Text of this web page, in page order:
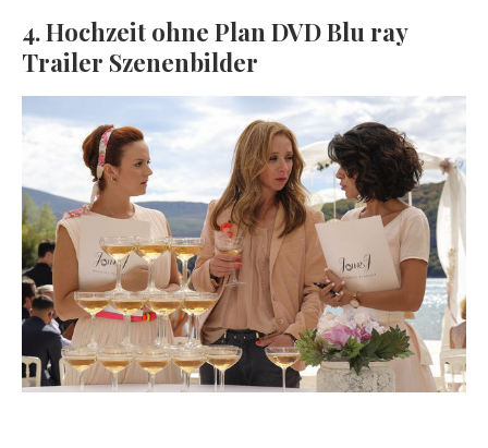
4. Hochzeit ohne Plan DVD Blu ray
Trailer Szenenbilder